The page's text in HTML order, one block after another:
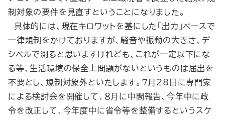
制対象の要件を見直すということになりました。
具体的には、現在キロワットを基にした「出力」ベースで
一律規制をかけておりますが、騒音や振動の大きさ、デ
シベルで測ると思いますけれども、これが一定以下にな
る等、生活環境の保全上問題がないというものは届出を
不要とし、規制対象外といたします。７月28日に専門家
による検討会を開催して、８月に中間報告、今年中に政
令を改正して、今年度中に省令等を整備するというスケ